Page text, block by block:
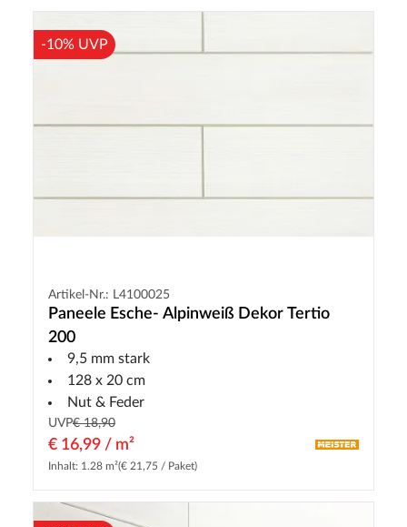
-10% UVP
Artikel-Nr.: L4100025
Paneele Esche- Alpinweiß Dekor Tertio
200
9,5 mm stark
128 x 20 cm
Nut & Feder
UVP€ 18,90
€ 16,99 / m²
Inhalt: 1.28 m²(€ 21,75 / Paket)